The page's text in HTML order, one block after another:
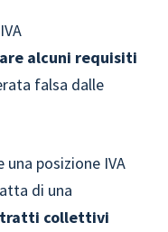
alcuni requisiti
falsa dalle
posizione IVA
di una
collettivi